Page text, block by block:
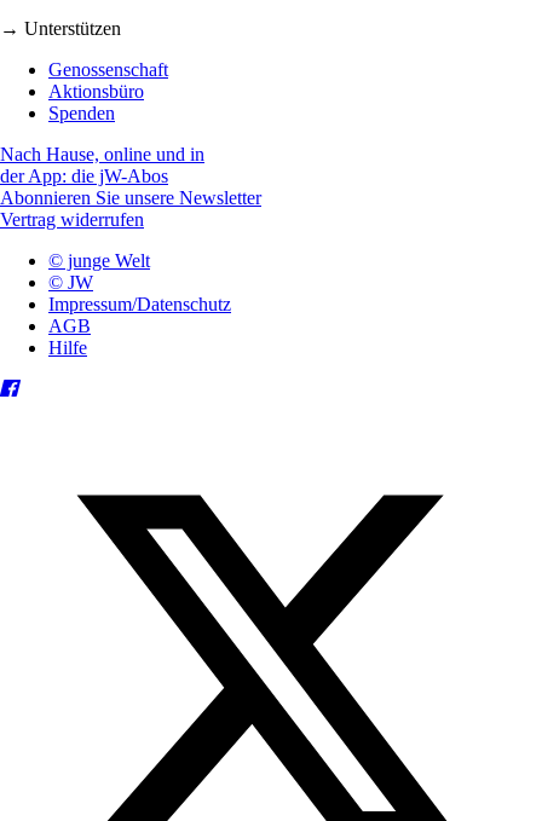
→ Unterstützen
Genossenschaft
Aktionsbüro
Spenden
Nach Hause, online und in
der App: die jW-Abos
Abonnieren Sie unsere Newsletter
Vertrag widerrufen
© junge Welt
© JW
Impressum/Datenschutz
AGB
Hilfe